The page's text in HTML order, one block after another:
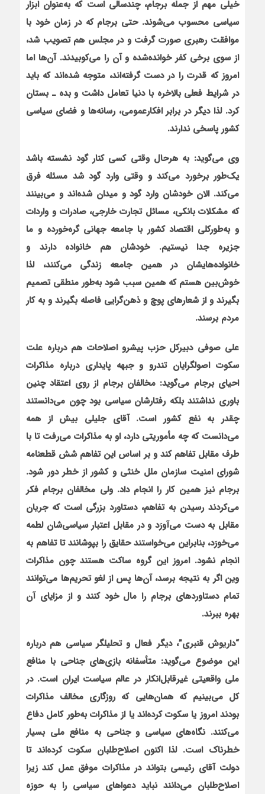
خیلی مهم از جمله برجام، چندسالی است که به‌عنوان ابزار
سیاسی محسوب می‌شوند. حتی برجام که در زمان خود با
موافقت رهبری صورت گرفت و در مجلس هم تصویب شد،
از سوی برخی کفر خوانده‌شده و آن را می‌کوبیدند. آن‌ها اما
امروز که قدرت را در دست گرفته‌اند، متوجه شده‌اند که باید
در شرایط فعلی بالاخره با دنیا تعامل داشت و بده ـ بستان
کرد. لذا دیگر در برابر افکارعمومی، رسانه‌ها و فضای سیاسی
کشور پاسخی ندارند.
وی می‌گوید: به هرحال وقتی کسی کنار گود نشسته باشد
یک‌طور برخورد می‌کند و وقتی وارد گود شد مسئله فرق
می‌کند. الان خودشان وارد گود و میدان شده‌اند و می‌بینند
که مشکلات بانکی، مسائل تجارت خارجی، صادرات و واردات
و به‌طورکلی اقتصاد کشور با جامعه جهانی گره‌خورده و ما
جزیره جدا نیستیم. خودشان هم خانواده دارند و
خانواده‌های‏شان در همین جامعه زندگی می‌کنند، لذا
خوش‌بین هستم که همین سبب شود به‌طور منطقی تصمیم
بگیرند و از شعارهای پوچ و ذهن‌گرایی فاصله بگیرند و به کار
مردم برسند.
علی صوفی دبیرکل حزب پیشرو اصلاحات هم درباره علت
سکوت اصولگرایان تندرو و جبهه پایداری درباره مذاکرات
احیای برجام می‌گوید: مخالفان برجام از روی اعتقاد چنین
باوری نداشتند بلکه رفتارشان سیاسی بود چون می‌دانستند
چقدر به نفع کشور است. آقای جلیلی بیش از همه
می‌دانست که چه مأموریتی دارد، او به مذاکرات می‌رفت تا با
طرف مقابل تفاهم کند و بر اساس این تفاهم شش قطعنامه
شورای امنیت سازمان ملل خنثی و کشور از خطر دور شود.
برجام نیز همین کار را انجام داد. ولی مخالفان برجام فکر
می‌کردند رسیدن به تفاهم، دستاورد بزرگی است که جریان
مقابل به دست می‌آورَد و در مقابل اعتبار سیاسی‌شان لطمه
می‌خورَد، بنابراین می‌خواستند حقایق را بپوشانند تا تفاهم به
انجام نشود. امروز این گروه ساکت هستند چون مذاکرات
وین اگر به نتیجه برسد، آن‌ها پس از لغو تحریم‌ها می‌توانند
تمام دستاوردهای برجام را مال خود کنند و از مزایای آن
بهره ببرند.
“داریوش قنبری”، دیگر فعال و تحلیلگر سیاسی هم درباره
این موضوع می‌گوید: متأسفانه بازی‌های جناحی با منافع
ملی واقعیتی غیرقابل‌انکار در عالم سیاست ایران است. در
کل می‌بینیم که همان‌هایی که روزگاری مخالف مذاکرات
بودند امروز یا سکوت کرده‌اند یا از مذاکرات به‌طور کامل دفاع
می‌کنند. نگاه‌های سیاسی و جناحی به منافع ملی بسیار
خطرناک است. لذا اکنون اصلاح‌طلبان سکوت کرده‌اند تا
دولت آقای رئیسی بتواند در مذاکرات موفق عمل کند زیرا
اصلاح‌طلبان می‌دانند نباید دعواهای سیاسی را به حوزه